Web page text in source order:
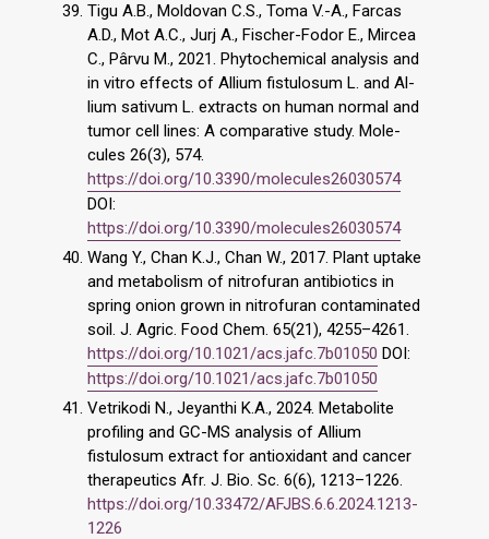
Tigu A.B., Moldovan C.S., Toma V.-A., Farcas
A.D., Mot A.C., Jurj A., Fischer-Fodor E., Mircea
C., Pârvu M., 2021. Phytochemical analysis and
in vitro effects of Allium fistulosum L. and Al-
lium sativum L. extracts on human normal and
tumor cell lines: A comparative study. Mole-
cules 26(3), 574.
https://doi.org/10.3390/molecules26030574
DOI:
https://doi.org/10.3390/molecules26030574
Wang Y., Chan K.J., Chan W., 2017. Plant uptake
and metabolism of nitrofuran antibiotics in
spring onion grown in nitrofuran contaminated
soil. J. Agric. Food Chem. 65(21), 4255–4261.
https://doi.org/10.1021/acs.jafc.7b01050 DOI:
https://doi.org/10.1021/acs.jafc.7b01050
Vetrikodi N., Jeyanthi K.A., 2024. Metabolite
profiling and GC-MS analysis of Allium
fistulosum extract for antioxidant and cancer
therapeutics Afr. J. Bio. Sc. 6(6), 1213–1226.
https://doi.org/10.33472/AFJBS.6.6.2024.1213-
1226